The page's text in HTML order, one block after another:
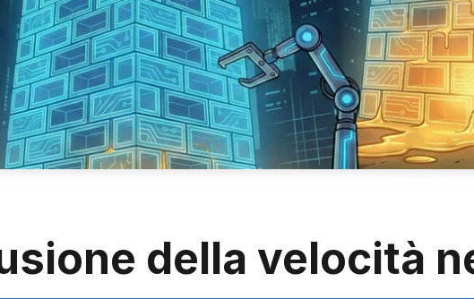
della velocità